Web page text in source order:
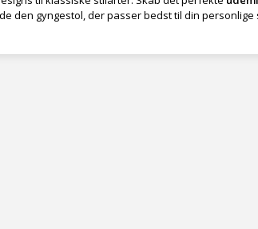
den gyngestol, der passer bedst til din personlige